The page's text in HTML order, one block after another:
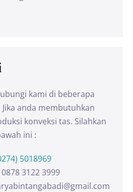
kami di beberapa
anda membutuhkan
konveksi tas. Silahkan
ini :
5018969
3122 3999